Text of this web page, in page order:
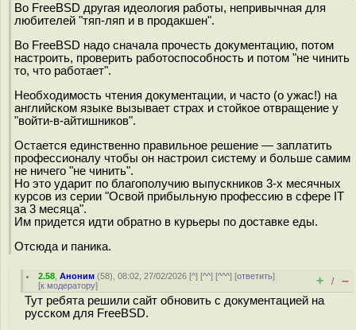
Во FreeBSD другая идеология работы, непривычная для
любителей "тяп-ляп и в продакшен".
Во FreeBSD надо сначала прочесть документацию, потом
настроить, проверить работоспособность и потом "не чинить
то, что работает".
Необходимость чтения документации, и часто (о ужас!) на
английском языке вызывает страх и стойкое отвращение у
"войти-в-айтишников".
Остается единственно правильное решение — заплатить
профессионалу чтобы он настроил систему и больше самим
не ничего "не чинить".
Но это ударит по благополучию выпускников 3-х месячных
курсов из серии "Освой прибыльную профессию в сфере IT
за 3 месяца".
Им придется идти обратно в курьеры по доставке еды.
Отсюда и паника.
2.58 ,Аноним (58), 08:02, 27/02/2026 [^] [^^] [^^^] [ответить]
[к модератору] + / –
Тут ребята решили сайт обновить с документацией на
русском для FreeBSD.